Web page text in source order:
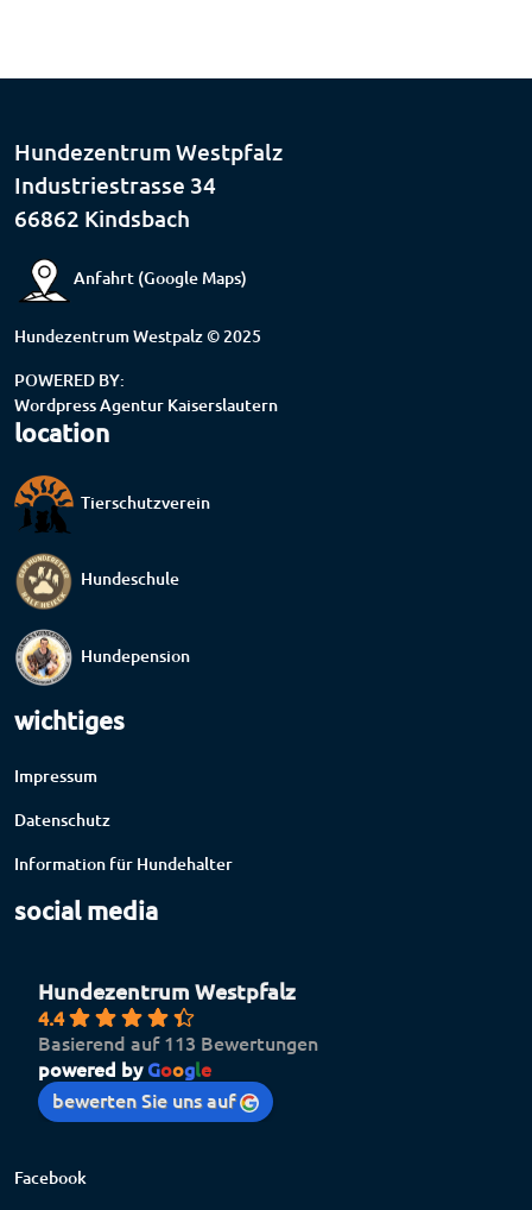
Hundezentrum Westpfalz
Industriestrasse 34
66862 Kindsbach
Anfahrt (Google Maps)
Hundezentrum Westpalz © 2025
POWERED BY:
Wordpress Agentur Kaiserslautern
location
Tierschutzverein
Hundeschule
Hundepension
wichtiges
Impressum
Datenschutz
Information für Hundehalter
social media
Hundezentrum Westpfalz
4.4
Basierend auf 113 Bewertungen
powered byGoogle
bewerten Sie uns auf
Facebook